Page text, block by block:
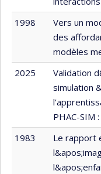
1998
Vers un
des
modèles
2025
Validation
simulation
PHAC-SIM
1983
Le rapport